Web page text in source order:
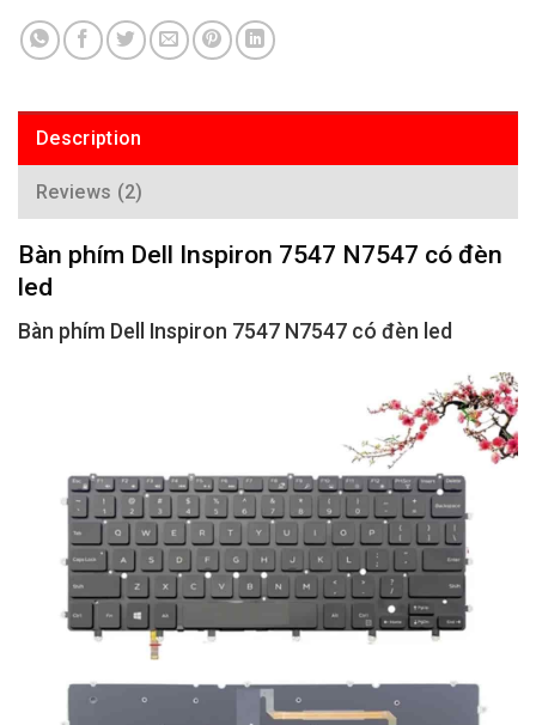
Description
Reviews (2)
Bàn phím Dell Inspiron 7547 N7547 có đèn
led
Bàn phím Dell Inspiron 7547 N7547 có đèn led